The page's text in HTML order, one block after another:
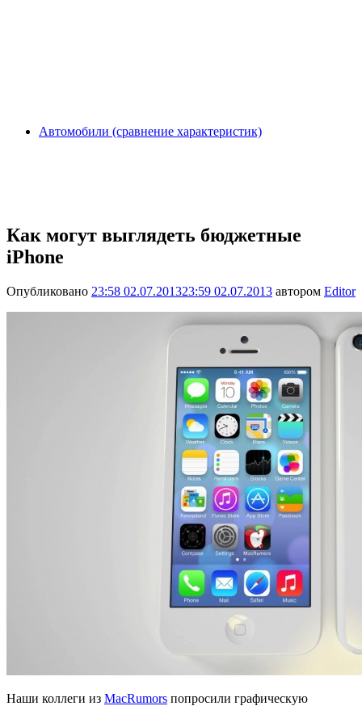
Автомобили (сравнение характеристик)
Как могут выглядеть бюджетные
iPhone
Опубликовано 23:58 02.07.201323:59 02.07.2013 автором Editor
Наши коллеги из MacRumors попросили графическую